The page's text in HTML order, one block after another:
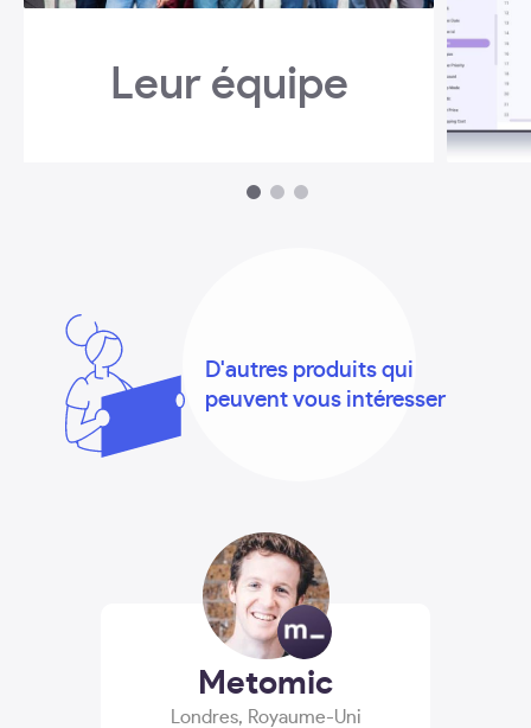
Leur équipe
1 2 3
D'autres produits qui
peuvent vous intéresser
Metomic
Londres, Royaume-Uni